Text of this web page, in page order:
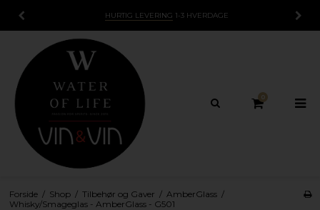
HURTIG LEVERING 1-3 HVERDAGE
0
Forside / Shop / Tilbehør og Gaver / AmberGlass /
Whisky/Smageglas - AmberGlass - G501